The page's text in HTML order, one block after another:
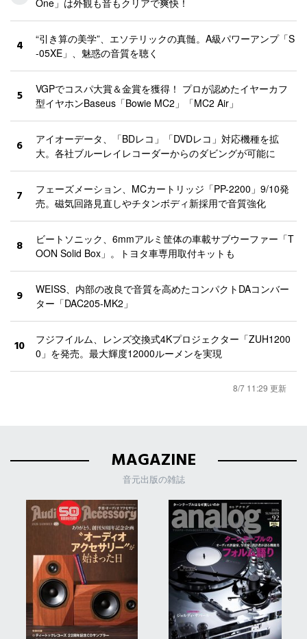
4
“引き算の美学”、エソテリックの真髄。A級パワーアンプ「S
-05XE」、魅惑の音質を聴く
5
VGPでコスパ大賞＆金賞を獲得！ プロが認めたイヤーカフ
型イヤホンBaseus「Bowie MC2」「MC2 Air」
6
アイオーデータ、「BDレコ」「DVDレコ」対応機種を拡
大。各社ブルーレイレコーダーからのダビングが可能に
7
フェーズメーション、MCカートリッジ「PP-2200」9/10発
売。磁気回路見直しやチタンボディ新採用で音質強化
8
ビートソニック、6mmアルミ筐体の車載サブウーファー「T
OON Solid Box」。トヨタ車専用取付キットも
9
WEISS、内部の改良で音質を高めたコンパクトDAコンバー
ター「DAC205-MK2」
10
フジフイルム、レンズ交換式4Kプロジェクター「ZUH1200
0」を発売。最大輝度12000ルーメンを実現
8/7 11:29 更新
MAGAZINE
音元出版の雑誌